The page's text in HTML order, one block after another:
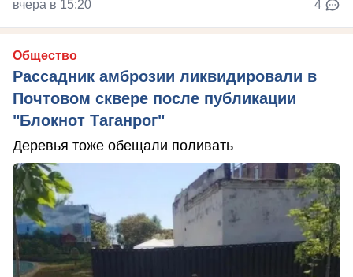
вчера в 15:20 4
Общество
Рассадник амброзии ликвидировали в
Почтовом сквере после публикации
"Блокнот Таганрог"
Деревья тоже обещали поливать